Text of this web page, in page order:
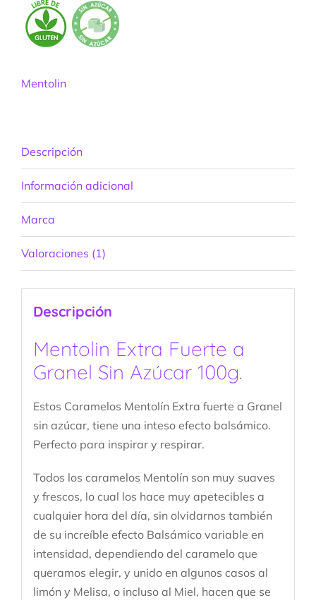
Mentolin
Descripción
Información adicional
Marca
Valoraciones (1)
Descripción
Mentolin Extra Fuerte a
Granel Sin Azúcar 100g.
Estos Caramelos Mentolín Extra fuerte a Granel
sin azúcar, tiene una inteso efecto balsámico.
Perfecto para inspirar y respirar.
Todos los caramelos Mentolín son muy suaves
y frescos, lo cual los hace muy apetecibles a
cualquier hora del día, sin olvidarnos también
de su increíble efecto Balsámico variable en
intensidad, dependiendo del caramelo que
queramos elegir, y unido en algunos casos al
limón y Melisa, o incluso al Miel, hacen que se